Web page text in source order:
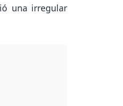
una irregular